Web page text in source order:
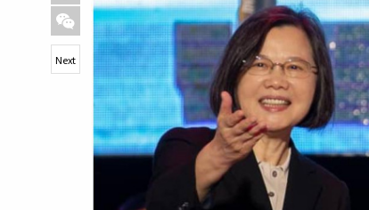
Next